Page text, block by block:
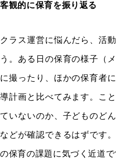
客観的に保育を振り返る
クラス運営に悩んだら、活
う。ある日の保育の様子（
に撮ったり、ほかの保育者
導計画と比べてみます。こ
ていないのか、子どものど
などが確認できるはずです
の保育の課題に気づく近道で